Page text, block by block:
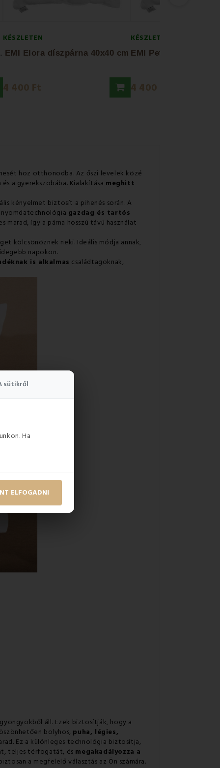
sütikről
Ha
ELFOGADNI
cm...
KÉSZLETEN
EMI Elora díszpárna 40x40 cm
4 400 Ft
KÉSZLETEN
4 400 Ft
hoz otthonodba. Az őszi levelek közé
a gyerekszobába. Kialakítása meghitt
kényelmet biztosít a pihenés során. A
gazdag és tartós
így a párna hosszú távú használat
kölcsönöznek neki. Ideális módja annak,
napokon.
is alkalmas családtagoknak,
áll. Ezek biztosítják, hogy a
bolyhos, puha, légies,
Ez a különleges technológia biztosítja,
teljes térfogatát, és megakadályozza a
a megfelelő választás az Ön számára.